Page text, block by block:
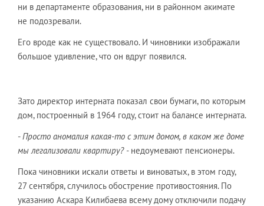
ни в департаменте образования, ни в районном акимате
не подозревали.
Его вроде как не существовало. И чиновники изображали
большое удивление, что он вдруг появился.
Зато директор интерната показал свои бумаги, по которым
дом, построенный в 1964 году, стоит на балансе интерната.
- Просто аномалия какая-то с этим домом, в каком же доме
мы легализовали квартиру? - недоумевают пенсионеры.
Пока чиновники искали ответы и виноватых, в этом году,
27 сентября, случилось обострение противостояния. По
указанию Аскара Килибаева всему дому отключили подачу